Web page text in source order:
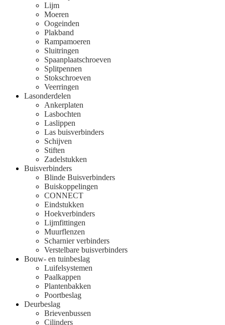
Lijm
Moeren
Oogeinden
Plakband
Rampamoeren
Sluitringen
Spaanplaatschroeven
Splitpennen
Stokschroeven
Veerringen
Lasonderdelen
Ankerplaten
Lasbochten
Laslippen
Las buisverbinders
Schijven
Stiften
Zadelstukken
Buisverbinders
Blinde Buisverbinders
Buiskoppelingen
CONNECT
Eindstukken
Hoekverbinders
Lijmfittingen
Muurflenzen
Scharnier verbinders
Verstelbare buisverbinders
Bouw- en tuinbeslag
Luifelsystemen
Paalkappen
Plantenbakken
Poortbeslag
Deurbeslag
Brievenbussen
Cilinders